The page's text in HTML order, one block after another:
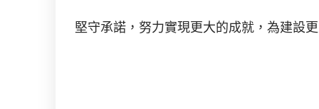
堅守承諾，努力實現更大的成就，為建設